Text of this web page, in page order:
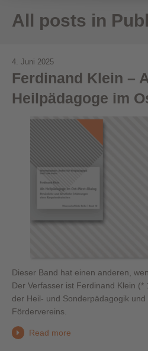
All posts in
4. Juni 2025
Ferdinand Klein –
Heilpädagoge im
Dieser Band hat einen anderen,
Der Verfasser ist Ferdinand Klein
der Heil- und Sonderpädagogik
Fördervereins.
Read more